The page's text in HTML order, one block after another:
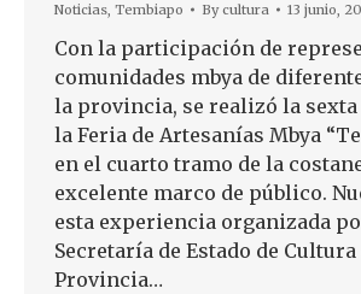
Noticias, Tembiapo Bycultura 13 junio,
Con la participación de
comunidades mbya de
la provincia, se realizó la
la Feria de Artesanías Mbya
en el cuarto tramo de la
excelente marco de público.
esta experiencia organizada
Secretaría de Estado de Cultura
Provincia…